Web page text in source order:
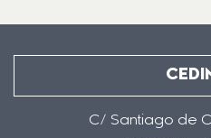
C/ Santiago de